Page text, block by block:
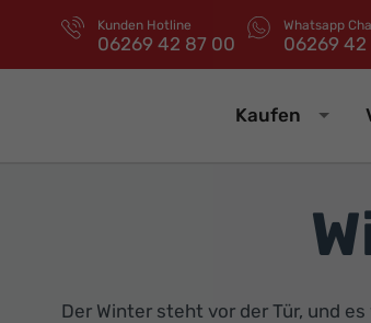
Kunden Hotline
06269 42 87 00
Whatsapp
06269 42
Kaufen
Der Winter steht vor der Tür, und